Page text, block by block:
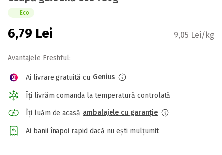
Eco
6,79 Lei 9,05 Lei/kg
Avantajele Freshful:
Ai livrare gratuită cu Genius
Îți livrăm comanda la temperatură controlată
Îți luăm de acasă ambalajele cu garanție
Ai banii înapoi rapid dacă nu ești mulțumit